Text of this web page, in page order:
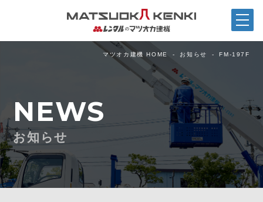
マツオカ建機 HOME お知らせ FM-197F
NEWS
お知らせ